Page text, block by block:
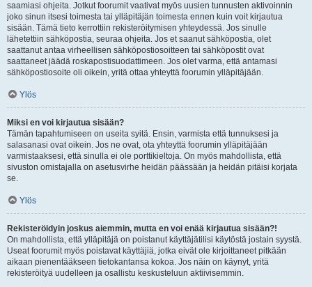
saamiasi ohjeita. Jotkut foorumit vaativat myös uusien tunnusten aktivoinnin
joko sinun itsesi toimesta tai ylläpitäjän toimesta ennen kuin voit kirjautua
sisään. Tämä tieto kerrottiin rekisteröitymisen yhteydessä. Jos sinulle
lähetettiin sähköpostia, seuraa ohjeita. Jos et saanut sähköpostia, olet
saattanut antaa virheellisen sähköpostiosoitteen tai sähköpostit ovat
saattaneet jäädä roskapostisuodattimeen. Jos olet varma, että antamasi
sähköpostiosoite oli oikein, yritä ottaa yhteyttä foorumin ylläpitäjään.
Ylös
Miksi en voi kirjautua sisään?
Tämän tapahtumiseen on useita syitä. Ensin, varmista että tunnuksesi ja
salasanasi ovat oikein. Jos ne ovat, ota yhteyttä foorumin ylläpitäjään
varmistaaksesi, että sinulla ei ole porttikieltoja. On myös mahdollista, että
sivuston omistajalla on asetusvirhe heidän päässään ja heidän pitäisi korjata
se.
Ylös
Rekisteröidyin joskus aiemmin, mutta en voi enää kirjautua sisään?!
On mahdollista, että ylläpitäjä on poistanut käyttäjätilisi käytöstä jostain syystä.
Useat foorumit myös poistavat käyttäjiä, jotka eivät ole kirjoittaneet pitkään
aikaan pienentääkseen tietokantansa kokoa. Jos näin on käynyt, yritä
rekisteröityä uudelleen ja osallistu keskusteluun aktiivisemmin.